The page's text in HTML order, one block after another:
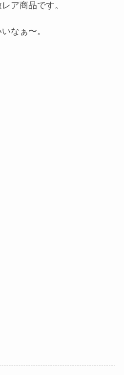
ア商品です。
なぁ〜。